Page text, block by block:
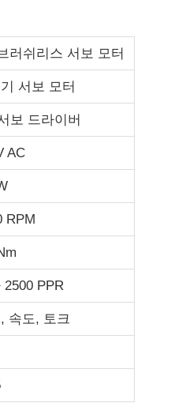
러쉬리스 서보 모터
서보 모터
보 드라이버
AC
RPM
2500 PPR
속도, 토크